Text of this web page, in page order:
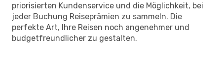
priorisierten Kundenservice und die Möglichkeit, bei
jeder Buchung Reiseprämien zu sammeln. Die
perfekte Art, Ihre Reisen noch angenehmer und
budgetfreundlicher zu gestalten.